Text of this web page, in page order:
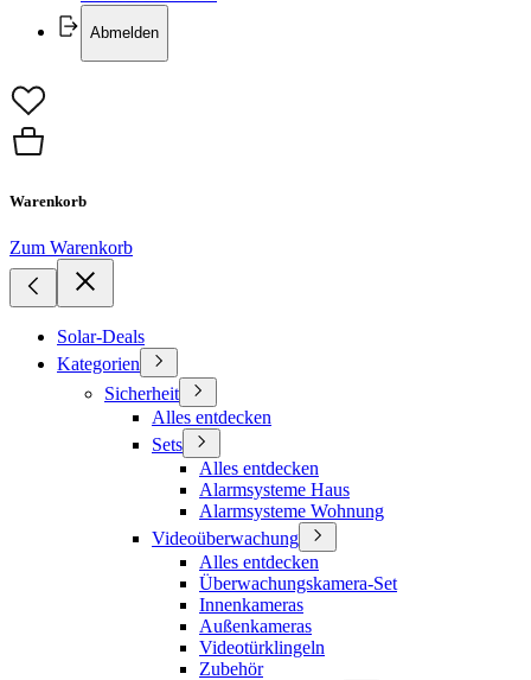
Abmelden
Warenkorb
Zum Warenkorb
Solar-Deals
Kategorien
Sicherheit
Alles entdecken
Sets
Alles entdecken
Alarmsysteme Haus
Alarmsysteme Wohnung
Videoüberwachung
Alles entdecken
Überwachungskamera-Set
Innenkameras
Außenkameras
Videotürklingeln
Zubehör